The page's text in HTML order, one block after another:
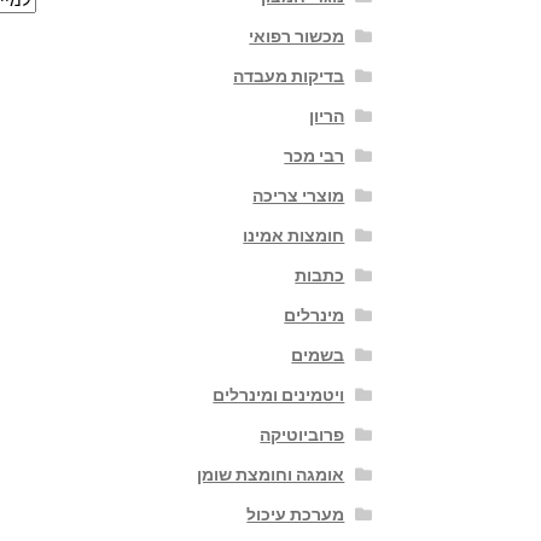
מכשור רפואי
בדיקות מעבדה
הריון
רבי מכר
מוצרי צריכה
חומצות אמינו
כתבות
מינרלים
בשמים
ויטמינים ומינרלים
פרוביוטיקה
אומגה וחומצת שומן
מערכת עיכול